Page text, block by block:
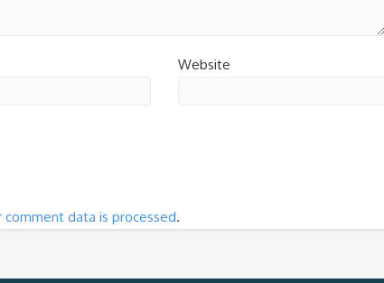
Website
comment data is processed.